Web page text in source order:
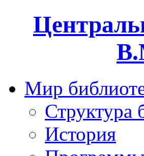
Мир
Структура
История